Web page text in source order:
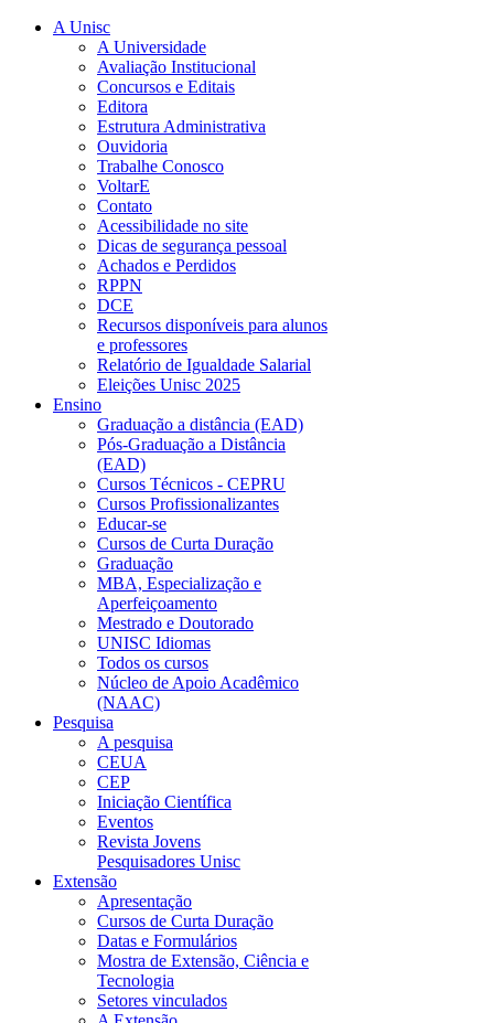
A Unisc
A Universidade
Avaliação Institucional
Concursos e Editais
Editora
Estrutura Administrativa
Ouvidoria
Trabalhe Conosco
VoltarE
Contato
Acessibilidade no site
Dicas de segurança pessoal
Achados e Perdidos
RPPN
DCE
Recursos disponíveis para alunos
e professores
Relatório de Igualdade Salarial
Eleições Unisc 2025
Ensino
Graduação a distância (EAD)
Pós-Graduação a Distância
(EAD)
Cursos Técnicos - CEPRU
Cursos Profissionalizantes
Educar-se
Cursos de Curta Duração
Graduação
MBA, Especialização e
Aperfeiçoamento
Mestrado e Doutorado
UNISC Idiomas
Todos os cursos
Núcleo de Apoio Acadêmico
(NAAC)
Pesquisa
A pesquisa
CEUA
CEP
Iniciação Científica
Eventos
Revista Jovens
Pesquisadores Unisc
Extensão
Apresentação
Cursos de Curta Duração
Datas e Formulários
Mostra de Extensão, Ciência e
Tecnologia
Setores vinculados